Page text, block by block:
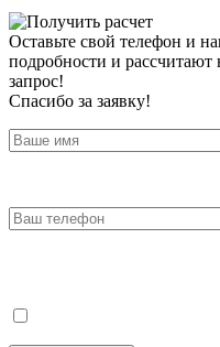
Оставьте свой телефон и
подробности и рассчитают
запрос!
Спасибо за заявку!